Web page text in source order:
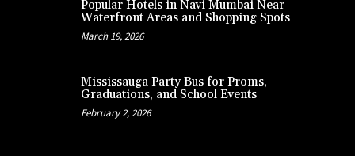
Popular Hotels in Navi Mumbai Near
Waterfront Areas and Shopping Spots
March 19, 2026
Mississauga Party Bus for Proms,
Graduations, and School Events
February 2, 2026